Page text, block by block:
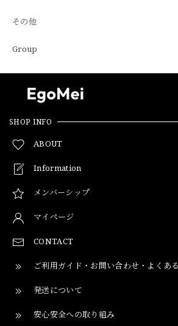
その他
Group
SHOP INFO
ABOUT
Information
メンバーシップ
マイページ
CONTACT
ご利用ガイド・お問い合わせ・よくあ
発送について
安心安全への取り組み